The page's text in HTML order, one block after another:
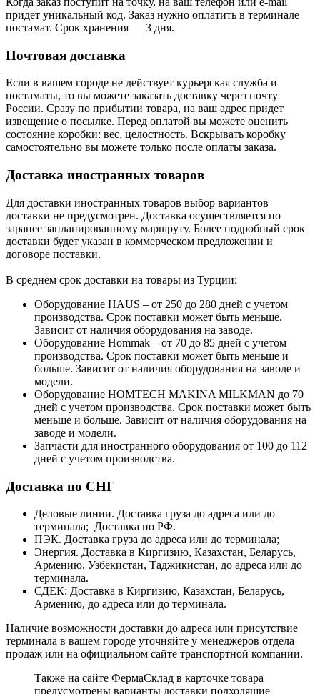
придет уникальный код. Заказ нужно оплатить в терминале
постамат. Срок хранения — 3 дня.
Почтовая доставка
Если в вашем городе не действует курьерская служба и
постаматы, то вы можете заказать доставку через почту
России. Сразу по прибытии товара, на ваш адрес придет
извещение о посылке. Перед оплатой вы можете оценить
состояние коробки: вес, целостность. Вскрывать коробку
самостоятельно вы можете только после оплаты заказа.
Доставка иностранных товаров
Для доставки иностранных товаров выбор вариантов
доставки не предусмотрен. Доставка осуществляется по
заранее запланированному маршруту. Более подробный срок
доставки будет указан в коммерческом предложении и
договоре поставки.
В среднем срок доставки на товары из Турции:
Оборудование HAUS – от 250 до 280 дней с учетом
производства. Срок поставки может быть меньше.
Зависит от наличия оборудования на заводе.
Оборудование Hommak – от 70 до 85 дней с учетом
производства. Срок поставки может быть меньше и
больше. Зависит от наличия оборудования на заводе и
модели.
Оборудование HOMTECH MAKINA MILKMAN до 70
дней с учетом производства. Срок поставки может быть
меньше и больше. Зависит от наличия оборудования на
заводе и модели.
Запчасти для иностранного оборудования от 100 до 112
дней с учетом производства.
Доставка по СНГ
Деловые линии. Доставка груза до адреса или до
терминала; Доставка по РФ.
ПЭК. Доставка груза до адреса или до терминала;
Энергия. Доставка в Киргизию, Казахстан, Беларусь,
Армению, Узбекистан, Таджикистан, до адреса или до
терминала.
СДЕК: Доставка в Киргизию, Казахстан, Беларусь,
Армению, до адреса или до терминала.
Наличие возможности доставки до адреса или присутствие
терминала в вашем городе уточняйте у менеджеров отдела
продаж или на официальном сайте транспортной компании.
Также на сайте ФермаСклад в карточке товара
предусмотрены варианты доставки подходящие